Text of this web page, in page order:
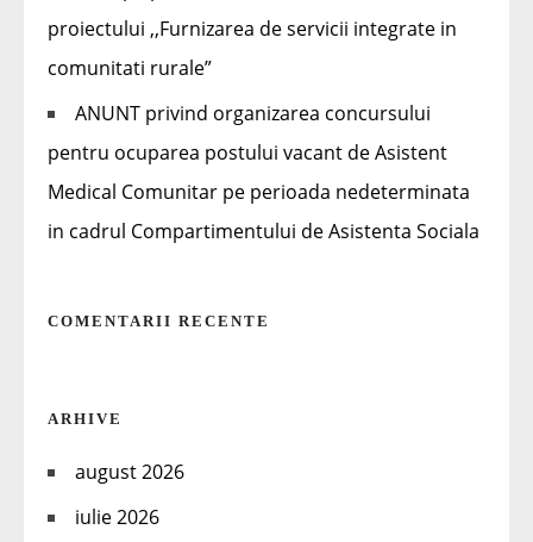
proiectului ,,Furnizarea de servicii integrate in
comunitati rurale”
ANUNT privind organizarea concursului
pentru ocuparea postului vacant de Asistent
Medical Comunitar pe perioada nedeterminata
in cadrul Compartimentului de Asistenta Sociala
COMENTARII RECENTE
ARHIVE
august 2026
iulie 2026